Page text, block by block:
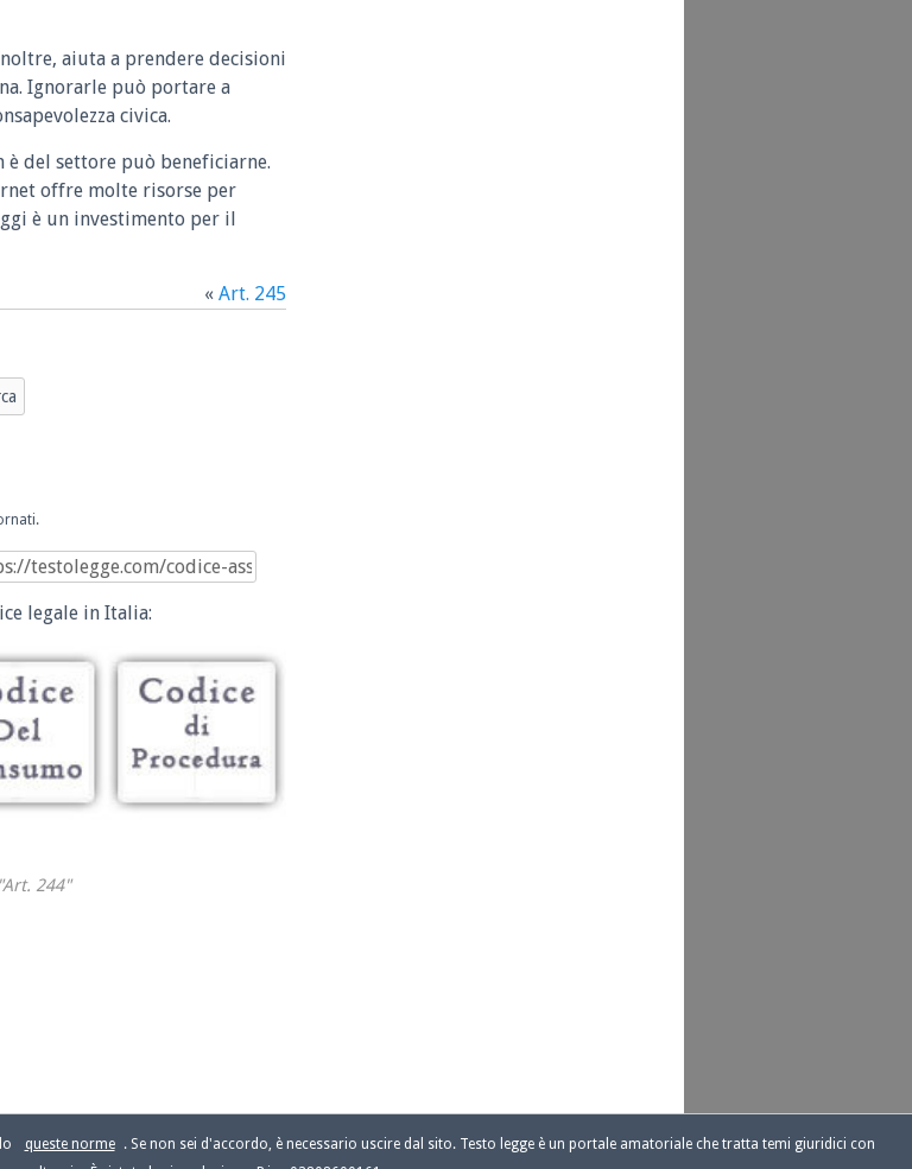
aiuta a prendere decisioni
Ignorarle può portare a
civica.
del settore può beneficiarne.
offre molte risorse per
è un investimento per il
« Art. 245
legale in Italia:
244"
queste norme
. Se non sei d'accordo, è necessario uscire dal sito. Testo legge è un portale amatoriale che tratta temi giuridici con